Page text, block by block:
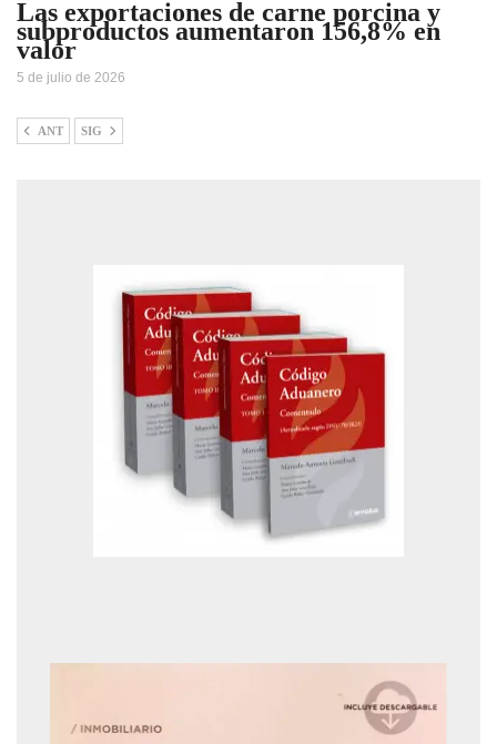
Las exportaciones de carne porcina y
subproductos aumentaron 156,8% en
valor
5 de julio de 2026
ANT SIG